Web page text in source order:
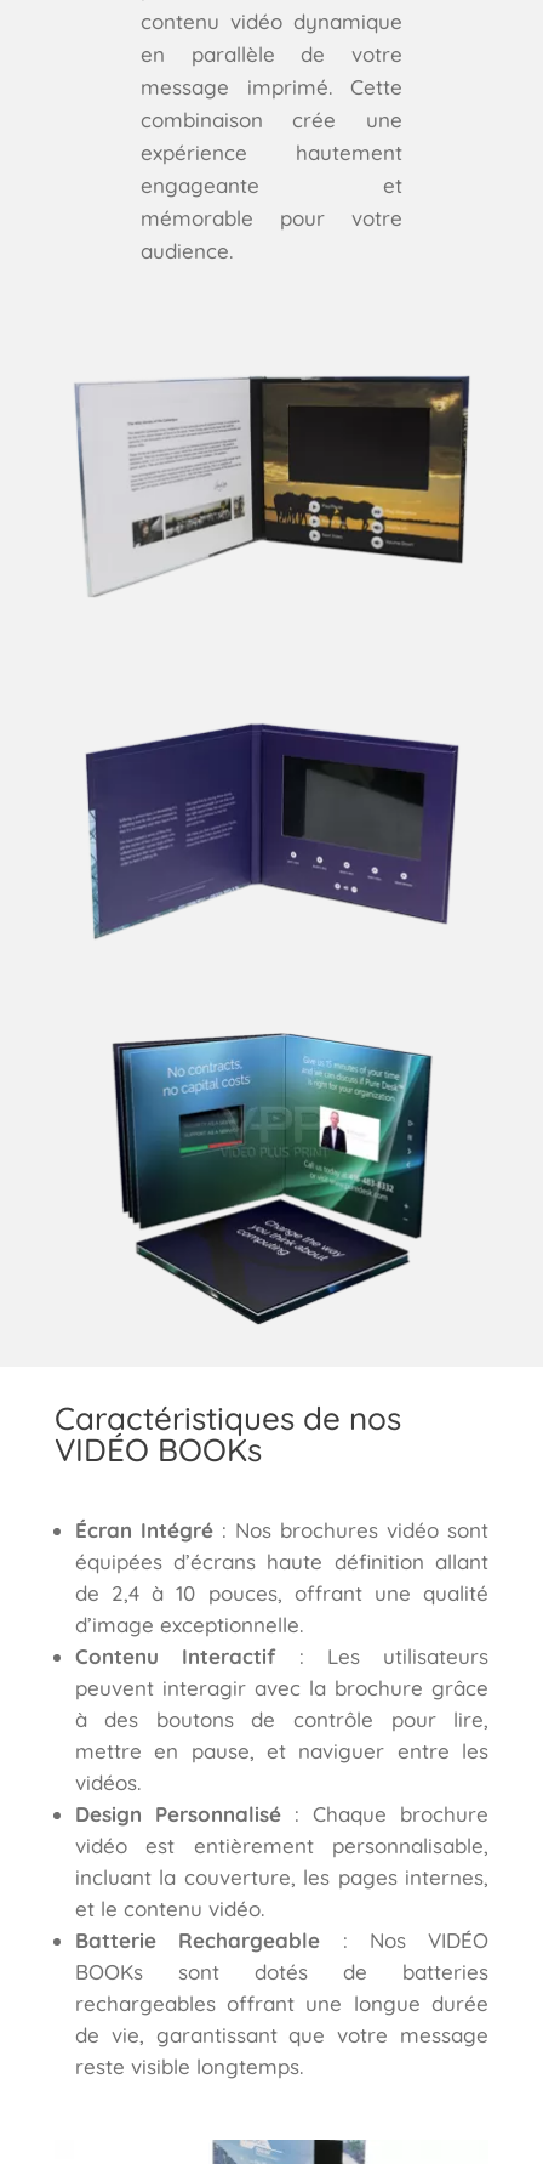
contenu vidéo dynamique
en parallèle de votre
message imprimé. Cette
combinaison crée une
expérience hautement
engageante et
mémorable pour votre
audience.
Caractéristiques de nos
VIDÉO BOOKs
Écran Intégré: Nos brochures vidéo sont
équipées d’écrans haute définition allant
de 2,4 à 10 pouces, offrant une qualité
d’image exceptionnelle.
Contenu Interactif: Les utilisateurs
peuvent interagir avec la brochure grâce
à des boutons de contrôle pour lire,
mettre en pause, et naviguer entre les
vidéos.
Design Personnalisé: Chaque brochure
vidéo est entièrement personnalisable,
incluant la couverture, les pages internes,
et le contenu vidéo.
Batterie Rechargeable : Nos VIDÉO
BOOKs sont dotés de batteries
rechargeables offrant une longue durée
de vie, garantissant que votre message
reste visible longtemps.